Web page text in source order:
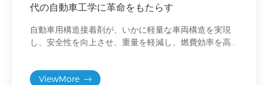
代の自動車工学に革命をもたらす
自動車用構造接着剤が、いかに軽量な車両構造を実現
し、安全性を向上させ、重量を軽減し、燃費効率を高
ViewMore